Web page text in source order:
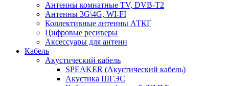
Антенны комнатные TV, DVB-T2
Антенны 3G\4G, WI-FI
Коллективные антенны АТКГ
Цифровые ресиверы
Аксессуары для антенн
Кабель
Акустический кабель
SPEAKER (Акустический кабель)
Акустика ШГЭС